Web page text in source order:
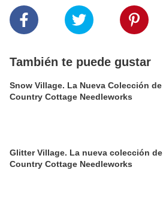
También te puede gustar
Snow Village. La Nueva Colección de
Country Cottage Needleworks
Glitter Village. La nueva colección de
Country Cottage Needleworks